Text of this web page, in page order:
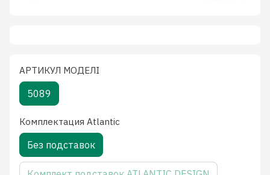
АРТИКУЛ МОДЕЛІ
5089
Комплектация Atlantic
Без подставок